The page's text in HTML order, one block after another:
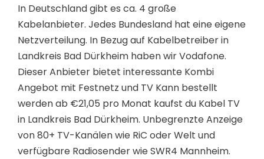
In Deutschland gibt es ca. 4 große
Kabelanbieter. Jedes Bundesland hat eine eigene
Netzverteilung. In Bezug auf Kabelbetreiber in
Landkreis Bad Dürkheim haben wir Vodafone.
Dieser Anbieter bietet interessante Kombi
Angebot mit Festnetz und TV Kann bestellt
werden ab €21,05 pro Monat kaufst du Kabel TV
in Landkreis Bad Dürkheim. Unbegrenzte Anzeige
von 80+ TV-Kanälen wie RiC oder Welt und
verfügbare Radiosender wie SWR4 Mannheim.